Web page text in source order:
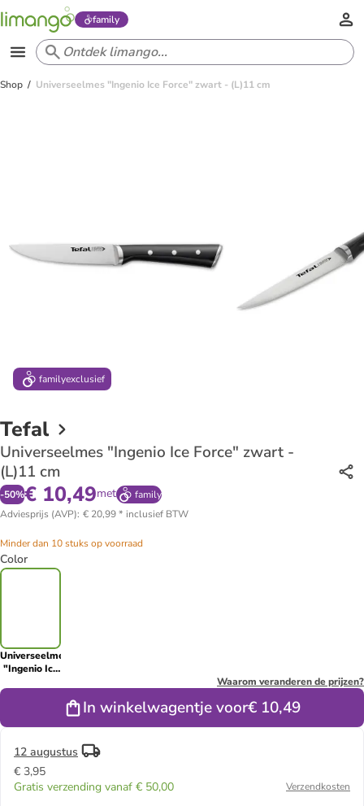
family
Shop Universeelmes "Ingenio Ice Force" zwart - (L)11 cm
familyexclusief
Tefal
Universeelmes "Ingenio Ice Force" zwart -
(L)11 cm
-50%€ 10,49met
family
Adviesprijs (AVP): € 20,99* inclusief BTW
Minder dan 10 stuks op voorraad
Color
Universeelmes
"Ingenio Ice
Waarom veranderen de prijzen?
In winkelwagentje voor€ 10,49
12 augustus
€ 3,95
Gratis verzending vanaf € 50,00
Verzendkosten